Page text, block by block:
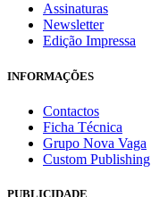
Assinaturas
Newsletter
Edição Impressa
INFORMAÇÕES
Contactos
Ficha Técnica
Grupo Nova Vaga
Custom Publishing
PUBLICIDADE